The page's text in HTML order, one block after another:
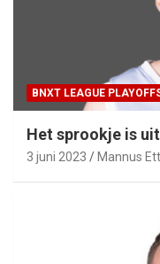
BNXT LEAGUE
Het sprookje is
3 juni 2023 Mannus